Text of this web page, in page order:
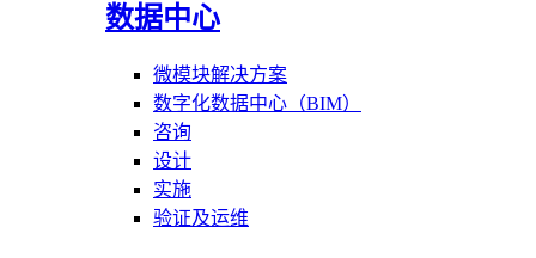
数据中心
微模块解决方案
数字化数据中心（BIM）
咨询
设计
实施
验证及运维